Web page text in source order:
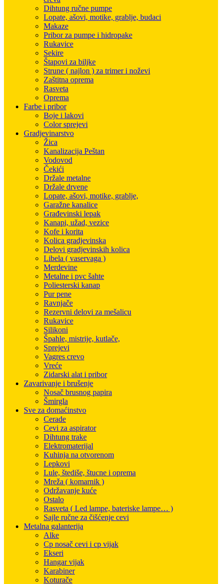
Dihtung ručne pumpe
Lopate, ašovi, motike, grablje, budaci
Makaze
Pribor za pumpe i hidropake
Rukavice
Sekire
Štapovi za biljke
Strune ( najlon ) za trimer i noževi
Zaštitna oprema
Rasveta
Oprema
Farbe i pribor
Boje i lakovi
Color sprejevi
Gradjevinarstvo
Žica
Kanalizacija Peštan
Vodovod
Čekići
Držale metalne
Držale drvene
Lopate, ašovi, motike, grablje,
Garažne kanalice
Građevinski lepak
Kanapi, užad, vezice
Kofe i korita
Kolica gradjevinska
Delovi gradjevinskih kolica
Libela ( vaservaga )
Merdevine
Metalne i pvc šahte
Poliesterski kanap
Pur pene
Ravnjače
Rezervni delovi za mešalicu
Rukavice
Silikoni
Špahle, mistrije, kutlače,
Sprejevi
Vagres crevo
Vreće
Zidarski alat i pribor
Zavarivanje i brušenje
Nosač brusnog papira
Šmirgla
Sve za domaćinstvo
Cerade
Cevi za aspirator
Dihtung trake
Elektromaterijal
Kuhinja na otvorenom
Lepkovi
Lule, štediše, štucne i oprema
Mreža ( komarnik )
Održavanje kuće
Ostalo
Rasveta ( Led lampe, bateriske lampe… )
Sajle ručne za čišćenje cevi
Metalna galanterija
Alke
Cp nosač cevi i cp vijak
Ekseri
Hangar vijak
Karabiner
Koturače